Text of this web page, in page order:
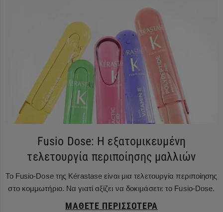
Fusio Dose: Η εξατομικευμένη
τελετουργία περιποίησης μαλλιών
Το Fusio-Dose της Kérastase είναι μια τελετουργία περιποίησης
στο κομμωτήριο. Να γιατί αξίζει να δοκιμάσετε το Fusio-Dose.
ΜΆΘΕΤΕ ΠΕΡΙΣΣΌΤΕΡΑ